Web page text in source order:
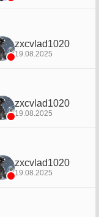
zxcvlad1020
19.08.2025
zxcvlad1020
19.08.2025
zxcvlad1020
19.08.2025